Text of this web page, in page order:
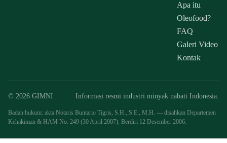
Apa itu
Oleofood?
FAQ
Galeri Video
Kontak
© 2026 GIMNI Informasi resmi industri minyak nabati Indonesia.
Badan hukum: akta Notaris Buntario Tigris, S.H., S.E., M.H. — disahkan Departemen
Kehakiman & HAM No. 249 (30 April 2007). Berdiri 12 Desember 2006.